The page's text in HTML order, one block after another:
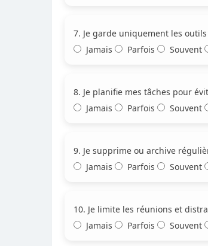
7. Je garde uniquement les
Jamais
Parfois Souvent
8. Je planifie mes tâches pour
Jamais
Parfois Souvent
9. Je supprime ou archive
Jamais
Parfois Souvent
10. Je limite les réunions et
Jamais
Parfois Souvent